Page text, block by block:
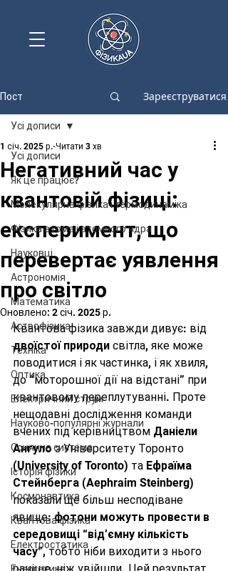
Пост Зареєструватися
Усі дописи
Як це працює?
Молекулярна фізика і термодинаміка
Фізика атома і атомного ядра
Науковці
Астрономія
Математика
Астрофізика
Техніка
Оптика
Електричний струм
Науково-популярні журнали
Сонячна система
Історія фізики
Космонавтика
Квантова фізика
Електростатика
Усі дописи
Негативний час у
квантовій фізиці:
експеримент, що
перевертає уявлення
про світло
1 січ. 2025 р. Читати 3 хв
Оновлено: 2 січ. 2025 р.
Квантова фізика завжди дивує: від
двоїстої природи світла, яке може
поводитися і як частинка, і як хвиля,
до “моторошної дії на відстані” при
квантовому переплутуванні. Проте
нещодавні дослідження команди
вчених під керівництвом Даніели
Ангуло з Університету Торонто
(University of Toronto) та Ефраїма
Стейнберга (Aephraim Steinberg)
показали ще більш несподіване
явище: фотони можуть провести в
середовищі “від’ємну кількість
часу”, тобто ніби виходити з нього